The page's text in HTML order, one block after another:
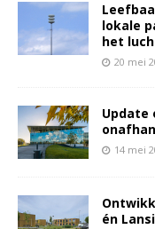
lokale
het
20 mei
Update
14 mei
én